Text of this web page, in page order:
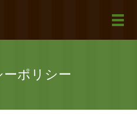
メ
ポリシー